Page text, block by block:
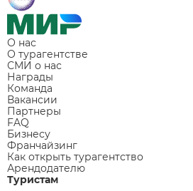
О нас
О турагентстве
СМИ о нас
Награды
Команда
Вакансии
Партнеры
FAQ
Бизнесу
Франчайзинг
Как открыть турагентство
Арендодателю
Туристам